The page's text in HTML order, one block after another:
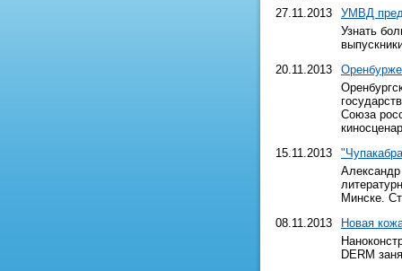
27.11.2013
УМВД
Узнать
20.11.2013
Союза
15.11.2013
Минске.
08.11.2013
Новая
DERM